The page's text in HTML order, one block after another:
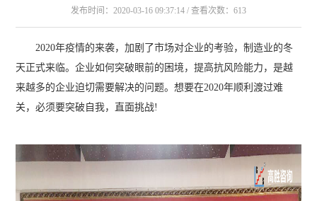
发布时间：2020-03-16 09:37:14 / 查看次数：613
2020年疫情的来袭，加剧了市场对企业的考验，制造业的冬
天正式来临。企业如何突破眼前的困境，提高抗风险能力，是越
来越多的企业迫切需要解决的问题。想要在2020年顺利渡过难
关，必须要突破自我，直面挑战!